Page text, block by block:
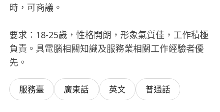
時，可商議。
要求：18-25歲，性格開朗，形象氣質佳，工作積極
負責。具電腦相關知識及服務業相關工作經驗者優
先。
服務臺 廣東話 英文 普通話